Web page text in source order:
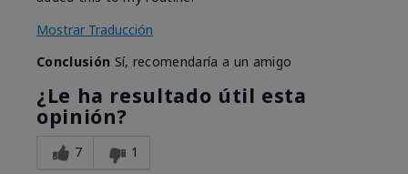
Mostrar Traducción
Conclusión Sí, recomendaría a un amigo
¿Le ha resultado útil esta
opinión?
7 1